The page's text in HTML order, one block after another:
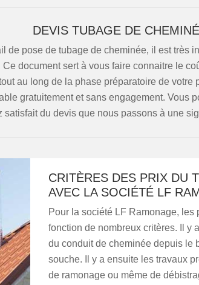
DEVIS TUBAGE DE
de pose de tubage de cheminée, il est très
Ce document sert à vous faire connaitre le
au long de la phase préparatoire de votre
gratuitement et sans engagement. Vous
satisfait du devis que nous passons à une
CRITÈRES DES PRIX DU
AVEC LA SOCIÉTÉ LF
Pour la société LF Ramonage, les
fonction de nombreux critères. Il y
du conduit de cheminée depuis le
souche. Il y a ensuite les travaux
de ramonage ou même de